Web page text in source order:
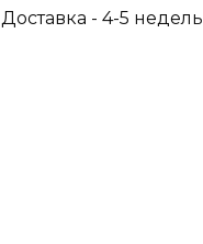
Доставка - 4-5 недель